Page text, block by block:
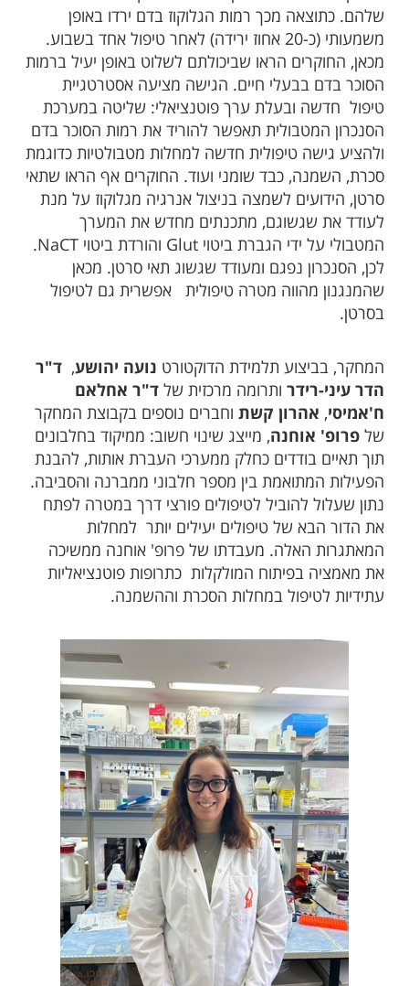
שלהם. כתוצאה מכך רמות הגלוקוז בדם ירדו באופן
משמעותי (כ-20 אחוז ירידה) לאחר טיפול אחד בשבוע.
מכאן, החוקרים הראו שביכולתם לשלוט באופן יעיל ברמות
הסוכר בדם בבעלי חיים. הגישה מציעה אסטרטגיית
טיפול חדשה ובעלת ערך פוטנציאלי: שליטה במערכת
הסנכרון המטבולית תאפשר להוריד את רמות הסוכר בדם
ולהציע גישה טיפולית חדשה למחלות מטבולטיות כדוגמת
סכרת, השמנה, כבד שומני ועוד. החוקרים אף הראו שתאי
סרטן, הידועים לשמצה בניצול אנרגיה מגלוקוז על מנת
לעודד את שגשוגם, מתכנתים מחדש את המערך
המטבולי על ידי הגברת ביטוי Glut והורדת ביטוי NaCT.
לכן, הסנכרון נפגם ומעודד שגשוג תאי סרטן. מכאן
שהמנגנון מהווה מטרה טיפולית אפשרית גם לטיפול
בסרטן.
המחקר, בביצוע תלמידת הדוקטורט נועה יהושע,ד"ר
הדר עיני-רידר ותרומה מרכזית שלד"ר אחלאם
ח'אמיסי, אהרון קשת וחברים נוספים בקבוצת המחקר
שלפרופ' אוחנה, מייצג שינוי חשוב: ממיקוד בחלבונים
תוך תאיים בודדים כחלק ממערכי העברת אותות, להבנת
הפעילות המתואמת בין מספר חלבוני ממברנה והסביבה.
נתון שעלול להוביל לטיפולים פורצי דרך במטרה לפתח
את הדור הבא של טיפולים יעילים יותר למחלות
המאתגרות האלה. מעבדתו של פרופ' אוחנה ממשיכה
את מאמציה בפיתוח המולקלות כתרופות פוטנציאליות
עתידיות לטיפול במחלות הסכרת וההשמנה.